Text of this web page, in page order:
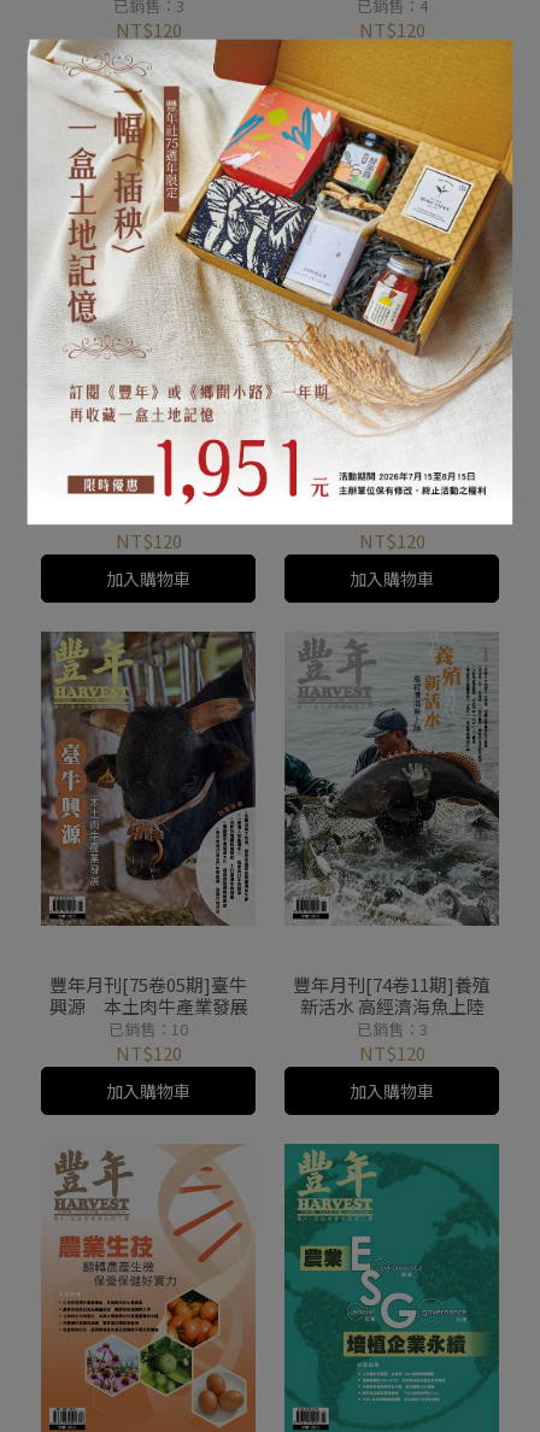
已銷售：3
NT$120
加入購物車
已銷售：4
NT$120
豐年月刊[75卷07期]臺灣
鯛民有何懼？ 外銷實力
NT$120
加入購物車
豐年月刊[75卷06期]臺灣
國蘭銷美冠軍 一朵蘭花
NT$120
加入購物車
豐年月刊[75卷05期]臺牛
興源 本土肉牛產業發展
已銷售：10
NT$120
加入購物車
豐年月刊[74卷11期]養殖
新活水 高經濟海魚上陸
已銷售：3
NT$120
加入購物車